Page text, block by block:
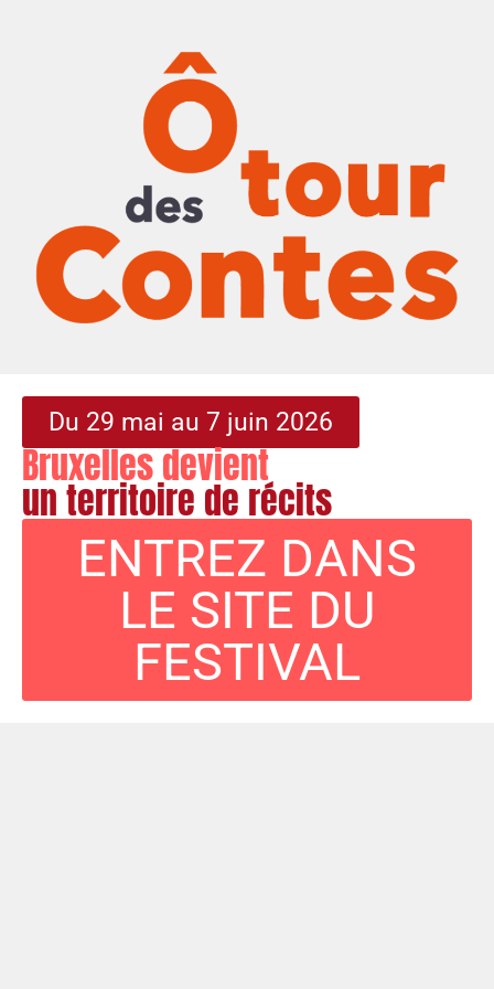
Du 29 mai au 7 juin 2026
Bruxelles devient
un territoire de récits
ENTREZ DANS
LE SITE DU
FESTIVAL